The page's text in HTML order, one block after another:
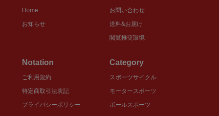
Home
お知らせ
お問い合わせ
送料&お届け
閲覧推奨環境
Notation
ご利用規約
特定商取引法表記
プライバシーポリシー
Category
スポーツサイクル
モータースポーツ
ボールスポーツ